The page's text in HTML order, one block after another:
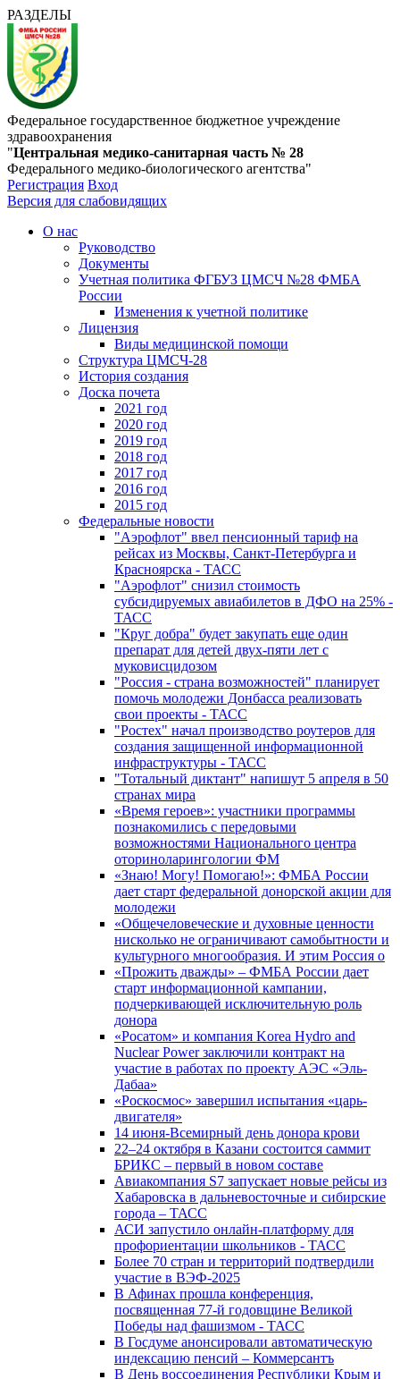
РАЗДЕЛЫ
Федеральное государственное бюджетное учреждение
здравоохранения
"Центральная медико-санитарная часть № 28
Федерального медико-биологического агентства"
Регистрация Вход
Версия для слабовидящих
О нас
Руководство
Документы
Учетная политика ФГБУЗ ЦМСЧ №28 ФМБА
России
Изменения к учетной политике
Лицензия
Виды медицинской помощи
Структура ЦМСЧ-28
История создания
Доска почета
2021 год
2020 год
2019 год
2018 год
2017 год
2016 год
2015 год
Федеральные новости
"Аэрофлот" ввел пенсионный тариф на
рейсах из Москвы, Санкт-Петербурга и
Красноярска - ТАСС
"Аэрофлот" снизил стоимость
субсидируемых авиабилетов в ДФО на 25% -
ТАСС
"Круг добра" будет закупать еще один
препарат для детей двух-пяти лет с
муковисцидозом
"Россия - страна возможностей" планирует
помочь молодежи Донбасса реализовать
свои проекты - ТАСС
"Ростех" начал производство роутеров для
создания защищенной информационной
инфраструктуры - ТАСС
"Тотальный диктант" напишут 5 апреля в 50
странах мира
«Время героев»: участники программы
познакомились с передовыми
возможностями Национального центра
оториноларингологии ФМ
«Знаю! Могу! Помогаю!»: ФМБА России
дает старт федеральной донорской акции для
молодежи
«Общечеловеческие и духовные ценности
нисколько не ограничивают самобытности и
культурного многообразия. И этим Россия о
«Прожить дважды» – ФМБА России дает
старт информационной кампании,
подчеркивающей исключительную роль
донора
«Росатом» и компания Korea Hydro and
Nuclear Power заключили контракт на
участие в работах по проекту АЭС «Эль-
Дабаа»
«Роскосмос» завершил испытания «царь-
двигателя»
14 июня-Всемирный день донора крови
22–24 октября в Казани состоится саммит
БРИКС – первый в новом составе
Авиакомпания S7 запускает новые рейсы из
Хабаровска в дальневосточные и сибирские
города – ТАСС
АСИ запустило онлайн-платформу для
профориентации школьников - ТАСС
Более 70 стран и территорий подтвердили
участие в ВЭФ-2025
В Афинах прошла конференция,
посвященная 77-й годовщине Великой
Победы над фашизмом - ТАСС
В Госдуме анонсировали автоматическую
индексацию пенсий – Коммерсантъ
В День воссоединения Республики Крым и